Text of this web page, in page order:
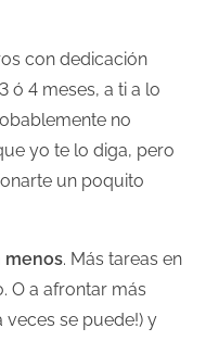
con dedicación
ó 4 meses, a ti a lo
no
yo te lo diga, pero
un poquito
menos. Más tareas en
O a afrontar más
veces se puede!) y